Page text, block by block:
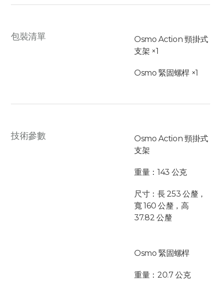
包裝清單
Osmo Action 頸掛式
支架 ×1
Osmo 緊固螺桿 ×1
技術參數
Osmo Action 頸掛式
支架
重量：143 公克
尺寸：長 253 公釐，
寬 160 公釐，高
37.82 公釐
Osmo 緊固螺桿
重量：20.7 公克